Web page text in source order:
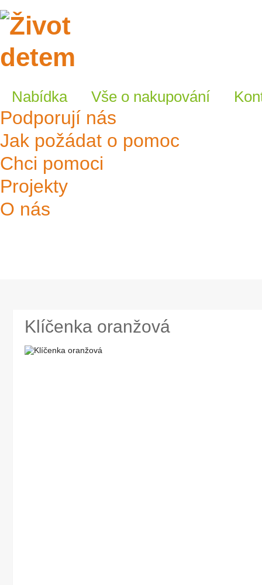
E-shop
Podporují nás
Jak požádat o pomoc
Chci pomoci
Projekty
O nás
Nabídka Vše o nakupování
Klíčenka oranžová